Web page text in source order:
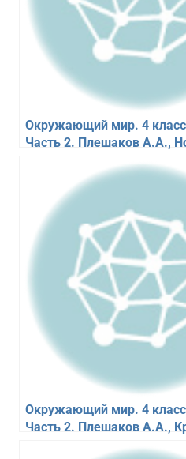
Окружающий мир. 4
Часть 2. Плешаков А.А.,
Окружающий мир. 4
Часть 2. Плешаков А.А.,